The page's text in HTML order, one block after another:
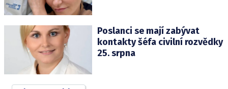
Poslanci se mají zabývat
kontakty šéfa civilní rozvědky
25. srpna